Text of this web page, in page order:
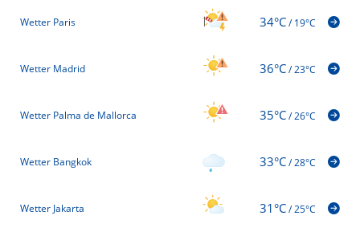
Wetter Paris 34°C/19°C
Wetter Madrid 36°C/23°C
Wetter Palma de Mallorca 35°C/26°C
Wetter Bangkok 33°C/28°C
Wetter Jakarta 31°C/25°C